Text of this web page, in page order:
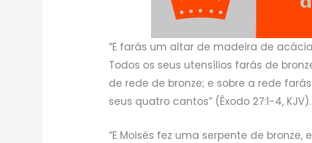
“E farás um altar de madeira de
Todos os seus utensílios farás de
de rede de bronze; e sobre a rede
seus quatro cantos” (Êxodo 27:1-4, KJV).
“E Moisés fez uma serpente de